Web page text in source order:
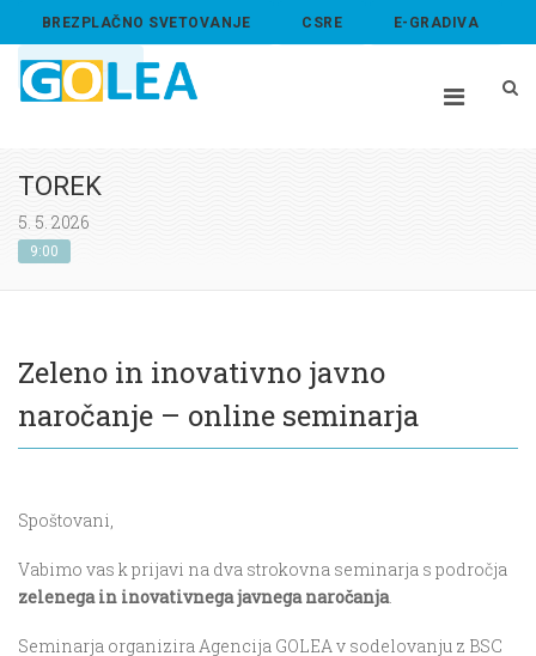
BREZPLAČNO SVETOVANJE CSRE E-GRADIVA
ABOUT US
TOREK
5. 5. 2026
9:00
Zeleno in inovativno javno
naročanje – online seminarja
Spoštovani,
Vabimo vas k prijavi na dva strokovna seminarja s področja
zelenega in inovativnega javnega naročanja.
Seminarja organizira Agencija GOLEA v sodelovanju z BSC